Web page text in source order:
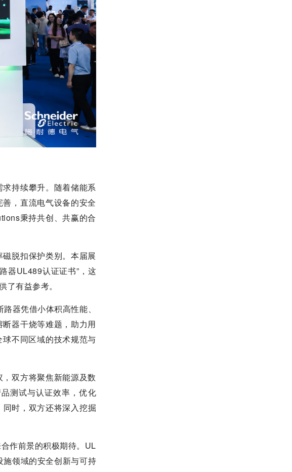
持续攀升。随着储能系
，直流电气设备的安全
秉持共创、共赢的合
脱扣保护类别。本届展
器UL489认证证书”，这
有益参考。
器凭借小体积高性能、
器干烧等难题，助力用
不同区域的技术规范与
双方将聚焦新能源及数
测试与认证效率，优化
时，双方还将深入挖掘
作前景的积极期待。UL
领域的安全创新与可持